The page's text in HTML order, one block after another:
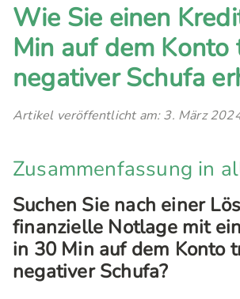
Wie Sie einen
Min auf dem Konto
negativer Schufa
Artikel veröffentlicht am: 3. März
Zusammenfassung in
Suchen Sie nach einer
finanzielle Notlage mit
in 30 Min auf dem Konto
negativer Schufa?